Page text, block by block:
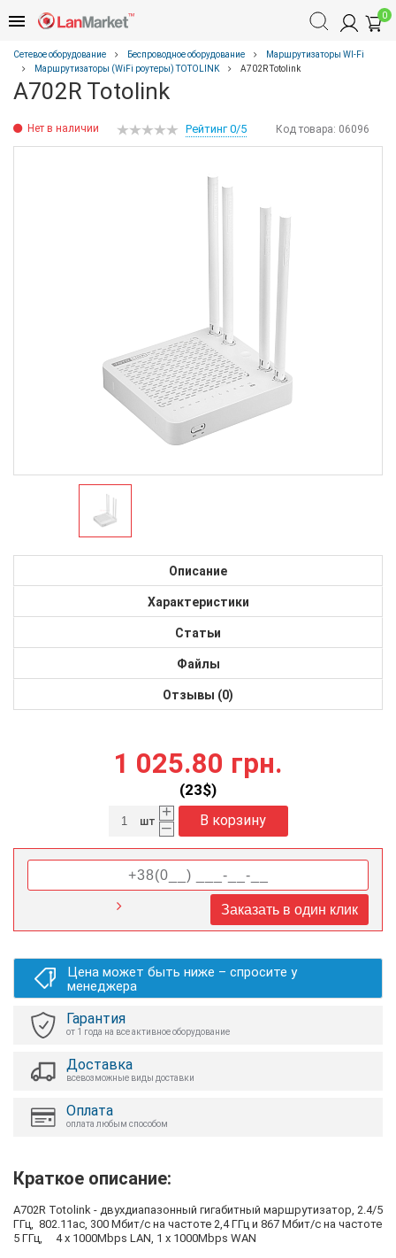
0
Сетевое оборудование Беспроводное оборудование
Маршрутизаторы WI-Fi
Маршрутизаторы (WiFi роутеры) TOTOLINK
A702R Totolink
A702R Totolink
Нет в наличии Код товара: 06096
Рейтинг 0/5
Описание
Характеристики
Статьи
Файлы
Отзывы (0)
1 025.80 грн.
(23$)
+
–
В корзину
шт
Заказать в один клик
Цена может быть ниже – спросите у
менеджера
Гарантия
от 1 года на все активное оборудование
Доставка
всевозможные виды доставки
Оплата
оплата любым способом
Краткое описание:
A702R Totolink - двухдиапазонный гигабитный маршрутизатор, 2.4/5
ГГц, 802.11ас, 300 Мбит/с на частоте 2,4 ГГц и 867 Мбит/с на частоте
5 ГГц, 4 x 1000Mbps LAN, 1 x 1000Mbps WAN